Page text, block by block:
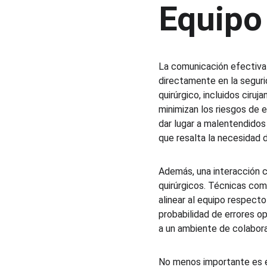
La comunicación
directamente en la
quirúrgico, incluidos
minimizan los riesgos de
dar lugar a
que resalta la necesidad
Además, una interacción
quirúrgicos. Técnicas
alinear al equipo
probabilidad de errores
a un ambiente de
No menos importante es